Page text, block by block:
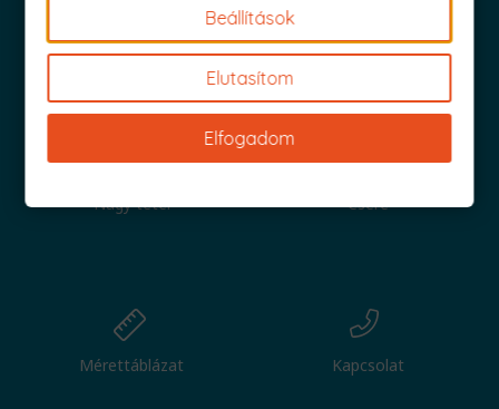
Iratkozz fel és küldjük is az 1000 Ft értékű kuponod!
Nagy tétel Csere
Mérettáblázat Kapcsolat
Beállítások
Elutasítom
Elfogadom